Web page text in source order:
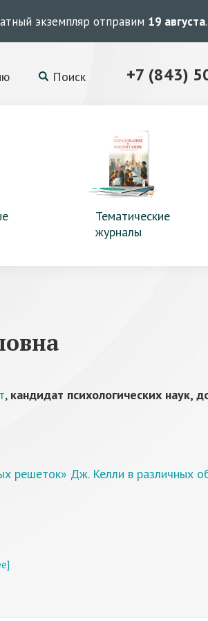
экземпляр отправим 19 августа.
Поиск +7 (843)
Тематические
журналы
, кандидат психологических наук,
решеток» Дж. Келли в различных